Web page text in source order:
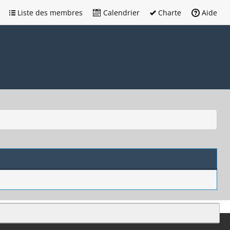
Liste des membres Calendrier Charte Aide